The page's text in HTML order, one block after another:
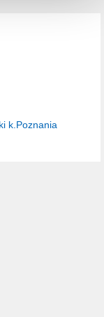
cookie i tego,
k.Poznania